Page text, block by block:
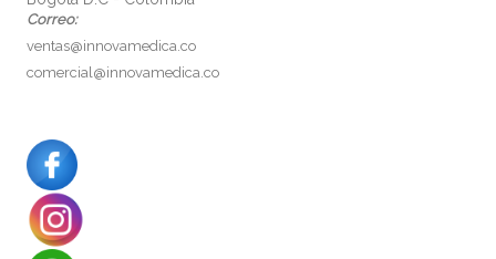
Correo:
ventas@innovamedica.co
comercial@innovamedica.co